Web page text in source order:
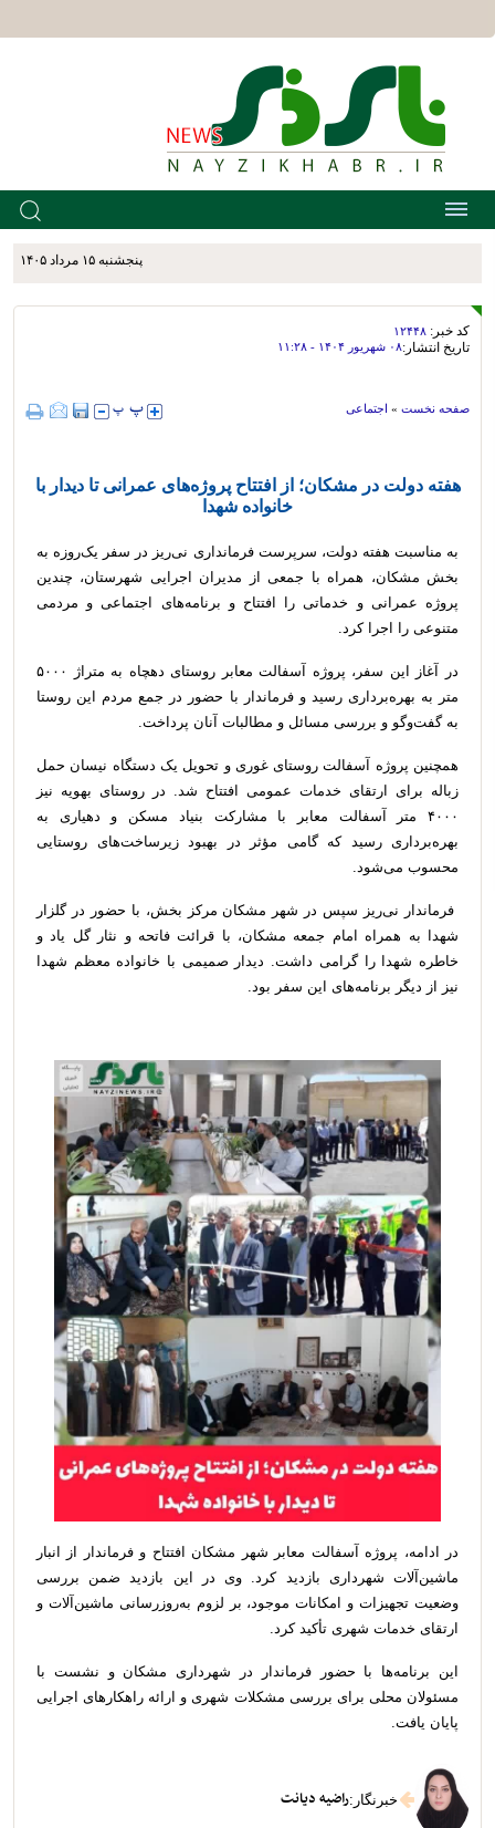
پنجشنبه ۱۵ مرداد ۱۴۰۵
کد خبر: ۱۲۴۴۸
تاریخ انتشار:۰۸ شهريور ۱۴۰۴ - ۱۱:۲۸
صفحه نخست » اجتماعی
هفته دولت در مشکان؛ از افتتاح پروژه‌های عمرانی تا دیدار با
خانواده شهدا
به مناسبت هفته دولت، سرپرست فرمانداری نی‌ریز در سفر یک‌روزه به
بخش مشکان، همراه با جمعی از مدیران اجرایی شهرستان، چندین
پروژه عمرانی و خدماتی را افتتاح و برنامه‌های اجتماعی و مردمی
متنوعی را اجرا کرد.
در آغاز این سفر، پروژه آسفالت معابر روستای دهچاه به متراژ ۵۰۰۰
متر به بهره‌برداری رسید و فرماندار با حضور در جمع مردم این روستا
به گفت‌وگو و بررسی مسائل و مطالبات آنان پرداخت.
همچنین پروژه آسفالت روستای غوری و تحویل یک دستگاه نیسان حمل
زباله برای ارتقای خدمات عمومی افتتاح شد. در روستای بهویه نیز
۴۰۰۰ متر آسفالت معابر با مشارکت بنیاد مسکن و دهیاری به
بهره‌برداری رسید که گامی مؤثر در بهبود زیرساخت‌های روستایی
محسوب می‌شود.
فرماندار نی‌ریز سپس در شهر مشکان مرکز بخش، با حضور در گلزار
شهدا به همراه امام جمعه مشکان، با قرائت فاتحه و نثار گل یاد و
خاطره شهدا را گرامی داشت. دیدار صمیمی با خانواده معظم شهدا
نیز از دیگر برنامه‌های این سفر بود.
در ادامه، پروژه آسفالت معابر شهر مشکان افتتاح و فرماندار از انبار
ماشین‌آلات شهرداری بازدید کرد. وی در این بازدید ضمن بررسی
وضعیت تجهیزات و امکانات موجود، بر لزوم به‌روزرسانی ماشین‌آلات و
ارتقای خدمات شهری تأکید کرد.
این برنامه‌ها با حضور فرماندار در شهرداری مشکان و نشست با
مسئولان محلی برای بررسی مشکلات شهری و ارائه راهکارهای اجرایی
پایان یافت.
خبرنگار :راضیه دیانت